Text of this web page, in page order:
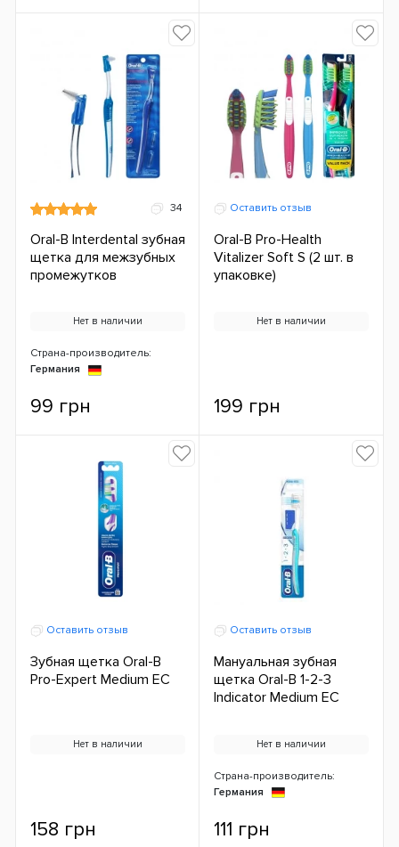
34
Oral-B Interdental зубная
щетка для межзубных
промежутков
Нет в наличии
Страна-производитель:
Германия
99 грн
Оставить отзыв
Oral-B Pro-Health
Vitalizer Soft S (2 шт. в
упаковке)
Нет в наличии
199 грн
Оставить отзыв
Зубная щетка Oral-B
Pro-Expert Medium ЕС
Нет в наличии
158 грн
Оставить отзыв
Мануальная зубная
щетка Oral-B 1-2-3
Indicator Medium ЕС
Нет в наличии
Страна-производитель:
Германия
111 грн